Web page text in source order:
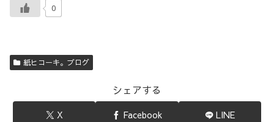
0
紙ヒコーキ。ブログ
シェアする
X Facebook LINE